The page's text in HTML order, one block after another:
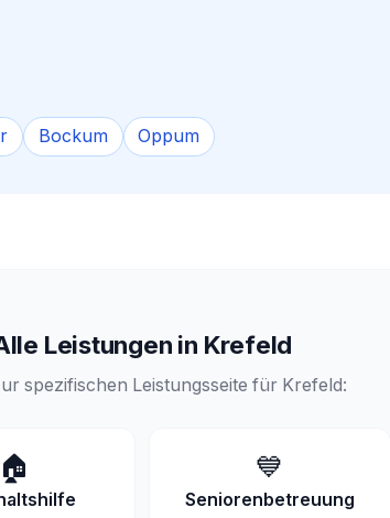
Bockum Oppum
Leistungen in Krefeld
spezifischen Leistungsseite für Krefeld:
🏠 💙
Seniorenbetreuung